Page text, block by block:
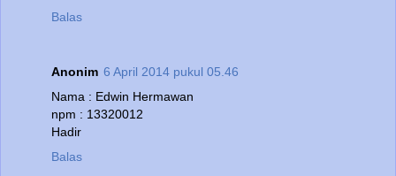
Balas
Anonim 6 April 2014 pukul 05.46
Nama : Edwin Hermawan
npm : 13320012
Hadir
Balas